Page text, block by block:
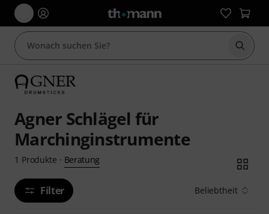
Suche
Agner Schlägel für
Marchinginstrumente
1 Produkte · Beratung
Filter Beliebtheit